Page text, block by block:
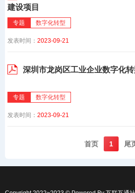
建设项目
专题 数字化转型
发表时间： 2023-09-21
深圳市龙岗区工业企业数字化转
专题 数字化转型
发表时间： 2023-09-21
首页️ 1 尾